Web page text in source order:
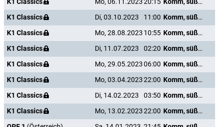
K1 Classics
Mo, 06.11.202320:15
Komm, süßer Tod
K1 Classics
Di, 03.10.2023 11:00
Komm, süßer Tod
K1 Classics
Mo, 28.08.2023 10:55
Komm, süßer Tod
K1 Classics
Di, 11.07.2023 02:20
Komm, süßer Tod
K1 Classics
Mo, 29.05.202306:00
Komm, süßer Tod
K1 Classics
Mo, 03.04.202322:00
Komm, süßer Tod
K1 Classics
Di, 14.02.2023 03:50
Komm, süßer Tod
K1 Classics
Mo, 13.02.202322:00
Komm, süßer Tod